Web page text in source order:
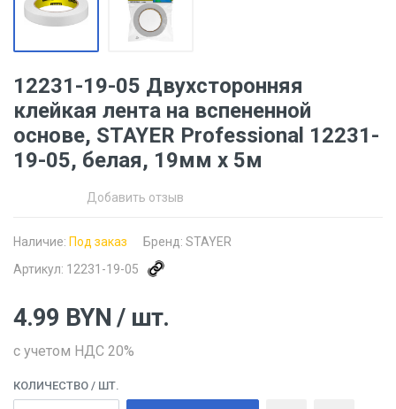
12231-19-05 Двухсторонняя
клейкая лента на вспененной
основе, STAYER Professional 12231-
19-05, белая, 19мм х 5м
Добавить отзыв
Наличие: Под заказ Бренд: STAYER
Артикул: 12231-19-05
4.99 BYN / шт.
с учетом НДС 20%
КОЛИЧЕСТВО / ШТ.